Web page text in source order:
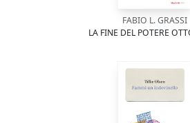
FABIO L. GRASSI
LA FINE DEL POTERE